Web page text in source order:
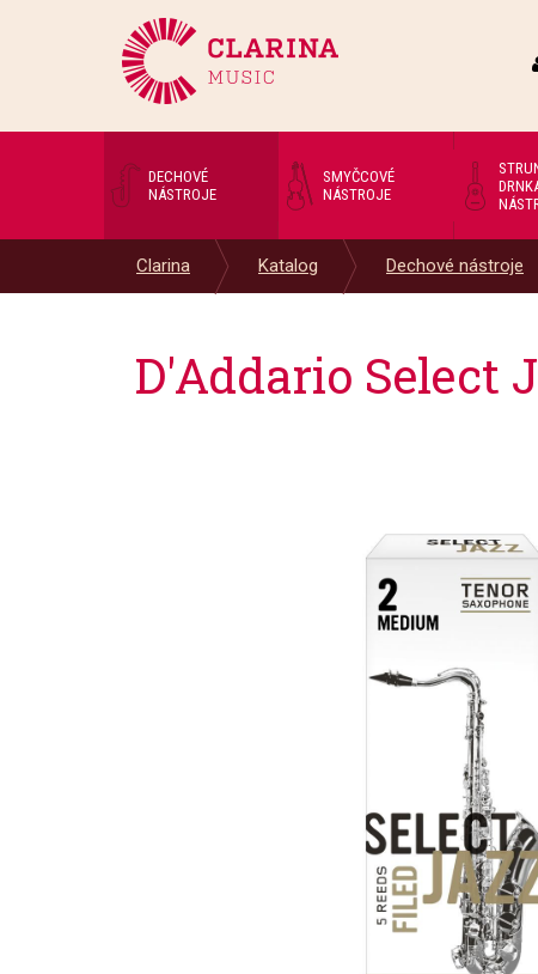
DECHOVÉ
NÁSTROJE
SMYČCOVÉ
NÁSTROJE
Clarina Katalog Dechové nástroje
D'Addario Select